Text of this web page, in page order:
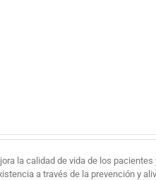
la calidad de vida de los
a través de la prevención y